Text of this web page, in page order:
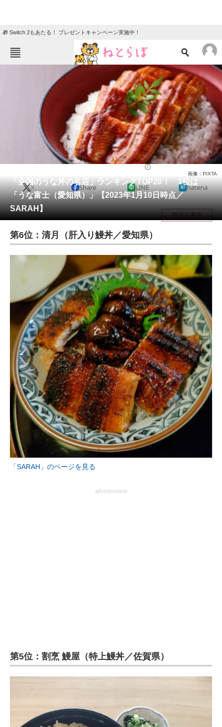
🎁 Switch 2もあたる！ プレゼントキャンペーン実施中！
ねとらぼメニュー
ニュース
クイズ
地域
教育・育児
リサーチ
会員記事
メディア
注目記事を集めた総合ページ
ITの今と未来を見通す
スマホと通信の最新トレンド
進化するPCとデバイスの未来
好きが集まる 比べて選べる
ビジネスと働き方のヒント
AI活用のいまが分かる
企業ITのトレンドを詳説
経営リーダーのコミュニティ
マーケ×ITの今がよく分かる
ITエンジニア向け専門サイト
企業向けIT製品の総合サイト
「全国のうな丼の名店」ランキングTOP20！ 1位は
「うな富士（愛知県）」【2023年1月10日時点／
SARAH】
画像：PIXTA
X Share LINE hatena
目次を表示
第6位：清月（肝入り鰻丼／愛知県）
「SARAH」のページを見る
advertisement
第5位：割烹 鰻屋（特上鰻丼／佐賀県）